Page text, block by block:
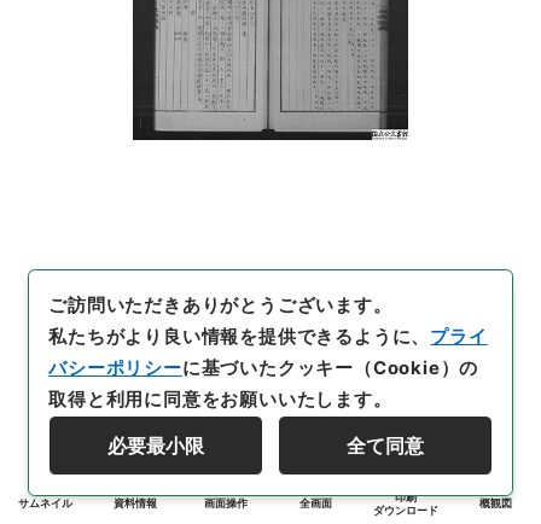
サムネイル 資料情報 画面操作 全画面
印刷
ダウンロード
概観図
ご訪問いただきありがとうございます。
私たちがより良い情報を提供できるように、 プライ
バシーポリシーに基づいたクッキー（Cookie）の
取得と利用に同意をお願いいたします。
必要最小限 全て同意